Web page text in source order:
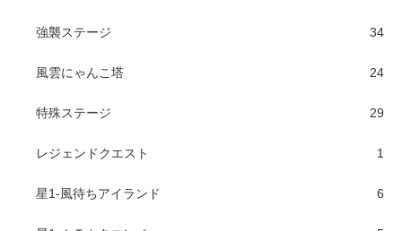
強襲ステージ 34
風雲にゃんこ塔 24
特殊ステージ 29
レジェンドクエスト 1
星1-風待ちアイランド 6